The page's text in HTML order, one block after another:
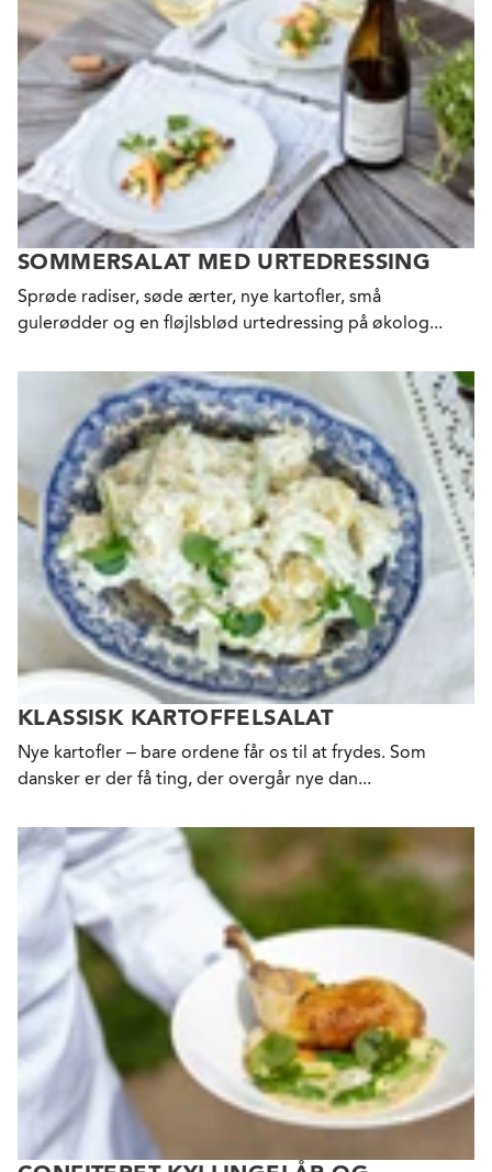
SOMMERSALAT MED URTEDRESSING
Sprøde radiser, søde ærter, nye kartofler, små
gulerødder og en fløjlsblød urtedressing på økolog...
KLASSISK KARTOFFELSALAT
Nye kartofler – bare ordene får os til at frydes. Som
dansker er der få ting, der overgår nye dan...